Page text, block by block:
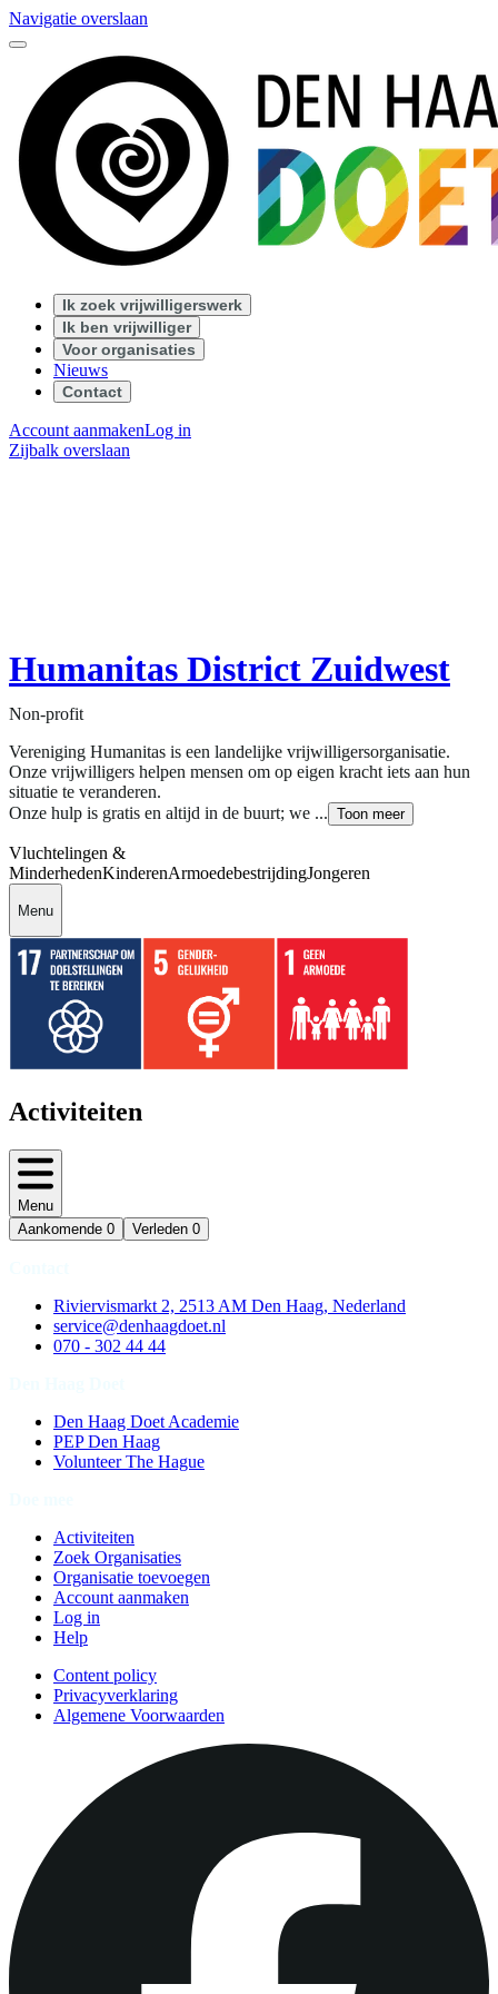
Navigatie overslaan
Ik zoek vrijwilligerswerk
Ik ben vrijwilliger
Voor organisaties
Nieuws
Contact
Account aanmakenLog in
Zijbalk overslaan
Humanitas District Zuidwest
Non-profit
Vereniging Humanitas is een landelijke vrijwilligersorganisatie.
Onze vrijwilligers helpen mensen om op eigen kracht iets aan hun
situatie te veranderen.
Onze hulp is gratis en altijd in de buurt; we ... Toon meer
Vluchtelingen &
MinderhedenKinderenArmoedebestrijdingJongeren
Menu
Activiteiten
Menu
Aankomende 0 Verleden 0
Riviervismarkt 2, 2513 AM Den Haag, Nederland
service@denhaagdoet.nl
070 - 302 44 44
Den Haag Doet Academie
PEP Den Haag
Volunteer The Hague
Activiteiten
Zoek Organisaties
Organisatie toevoegen
Account aanmaken
Log in
Help
Content policy
Privacyverklaring
Algemene Voorwaarden